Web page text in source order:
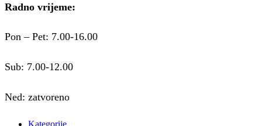
Radno vrijeme:
Pon – Pet: 7.00-16.00
Sub: 7.00-12.00
Ned: zatvoreno
Kategorije